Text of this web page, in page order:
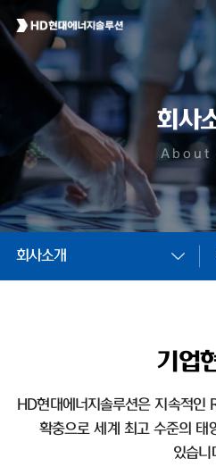
회사
About
회사소개
기업
HD현대에너지솔루션은 지속적인
확충으로 세계 최고 수준의 태
있습니